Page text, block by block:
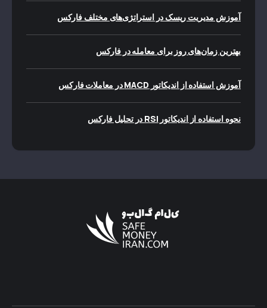
آموزش مدیریت ریسک در استراتژی‌های مختلف فارکس
بهترین زمان‌های روز برای معامله در فارکس
آموزش استفاده از اندیکاتور MACD در معاملات فارکس
نحوه استفاده از اندیکاتور RSI در تحلیل فارکس